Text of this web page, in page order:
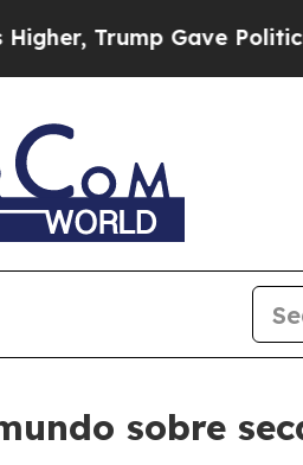
Gave Politically
sobre